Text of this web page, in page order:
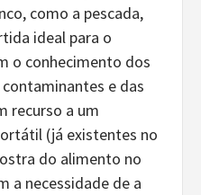
como a pescada,
ideal para o
o conhecimento dos
e das
recurso a um
(já existentes no
do alimento no
a necessidade de a